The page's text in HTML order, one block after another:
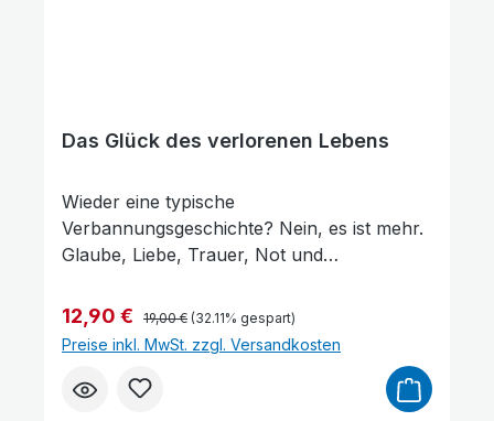
Das Glück des verlorenen Lebens
Wieder eine typische
Verbannungsgeschichte? Nein, es ist mehr.
Glaube, Liebe, Trauer, Not und
Familie Wladykin in der völligen Nachfolge
ihres Gottes. Ein Gott, den es nicht geben
soll – der aber auf unergründliche Weise in
ihr Leben eingreift und es lenkt. Dies lässt
sie gegen den Strom der Gesellschaft und
Verkaufspreis:
12,90 € Regulärer Preis:
19,00 € (32.11% gespart)
Preise inkl. MwSt. zzgl. Versandkosten
Text vergrößern Hochkontrastmodus